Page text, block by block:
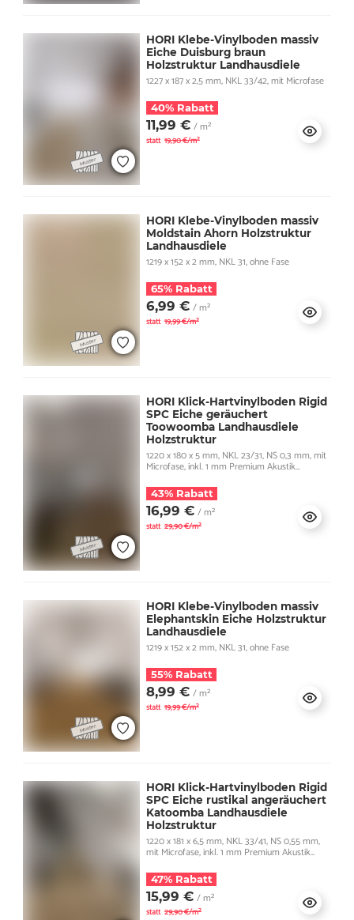
HORI Klebe-Vinylboden massiv
Eiche Duisburg braun
Holzstruktur Landhausdiele
1227 x 187 x 2,5 mm, NKL 33/42, mit Microfase
40% Rabatt
11,99 € / m²
statt 19,90 €/m²
HORI Klebe-Vinylboden massiv
Moldstain Ahorn Holzstruktur
Landhausdiele
1219 x 152 x 2 mm, NKL 31, ohne Fase
65% Rabatt
6,99 € / m²
statt 19,99 €/m²
HORI Klick-Hartvinylboden Rigid
SPC Eiche geräuchert
Toowoomba Landhausdiele
Holzstruktur
1220 x 180 x 5 mm, NKL 23/31, NS 0,3 mm, mit
Microfase, inkl. 1 mm Premium Akustik
43% Rabatt
16,99 € / m²
statt 29,90 €/m²
HORI Klebe-Vinylboden massiv
Elephantskin Eiche Holzstruktur
Landhausdiele
1219 x 152 x 2 mm, NKL 31, ohne Fase
55% Rabatt
8,99 € / m²
statt 19,99 €/m²
HORI Klick-Hartvinylboden Rigid
SPC Eiche rustikal angeräuchert
Katoomba Landhausdiele
Holzstruktur
1220 x 181 x 6,5 mm, NKL 33/41, NS 0,55 mm,
mit Microfase, inkl. 1 mm Premium Akustik
47% Rabatt
15,99 € / m²
statt 29,90 €/m²